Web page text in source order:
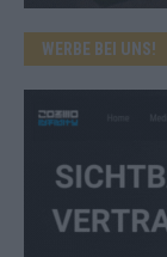
WERBE BEI UNS!